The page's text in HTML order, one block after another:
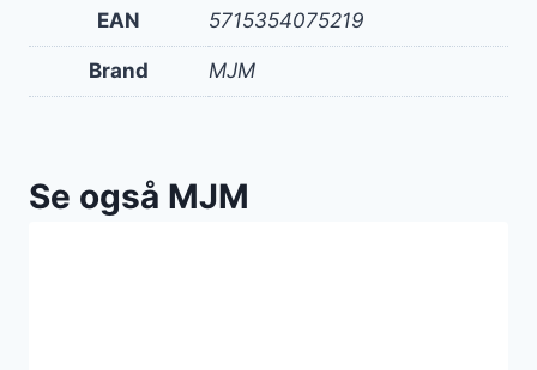
EAN 5715354075219
Brand MJM
Se også MJM